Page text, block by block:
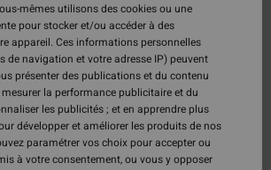
mêmes utilisons des cookies ou une
pour stocker et/ou accéder à des
appareil. Ces informations personnelles
de navigation et votre adresse IP) peuvent
présenter des publications et du contenu
la performance publicitaire et du
les publicités ; et en apprendre plus
développer et améliorer les produits de nos
paramétrer vos choix pour accepter ou
à votre consentement, ou vous y opposer